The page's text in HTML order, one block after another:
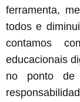
ferramenta,
todos e
contamos
educacionais
no ponto de